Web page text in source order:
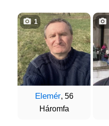
Elemér, 56
Háromfa
1